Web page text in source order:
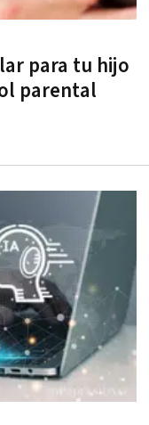
para tu hijo
parental